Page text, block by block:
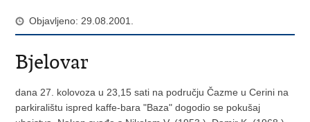
Objavljeno: 29.08.2001.
Bjelovar
dana 27. kolovoza u 23,15 sati na području Čazme u Cerini na
parkiralištu ispred kaffe-bara "Baza" dogodio se pokušaj